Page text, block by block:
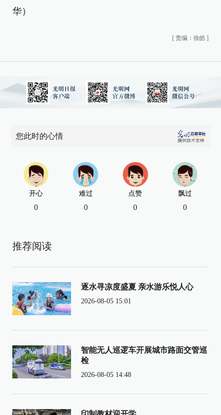
华）
[ 责编：徐皓 ]
您此时的心情
开心
0
难过
0
点赞
0
飘过
0
推荐阅读
逐水寻凉度盛夏 亲水游乐悦人心
2026-08-05 15:01
智能无人巡逻车开展城市路面交管巡
检
2026-08-05 14:48